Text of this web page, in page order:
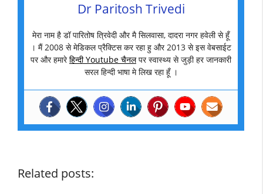
Dr Paritosh Trivedi
मेरा नाम है डॉ पारितोष त्रिवेदी और मै सिलवासा, दादरा नगर हवेली से हूँ
। मैं 2008 से मेडिकल प्रैक्टिस कर रहा हु और 2013 से इस वेबसाईट
पर और हमारेहिन्दी Youtube चैनलपर स्वास्थ्य से जुड़ी हर जानकारी
सरल हिन्दी भाषा मे लिख रहा हूँ ।
Related posts: